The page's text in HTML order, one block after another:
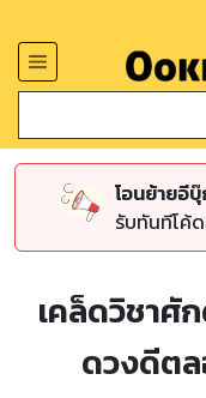
โอนย้ายอี
รับทันทีโค้
เคล็ดวิชาศั
ดวงดีต